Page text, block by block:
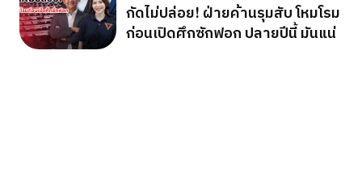
กัดไม่ปล่อย! ฝ่ายค้านรุมสับ โหมโรม
ก่อนเปิดศึกซักฟอก ปลายปีนี้ มันแน่